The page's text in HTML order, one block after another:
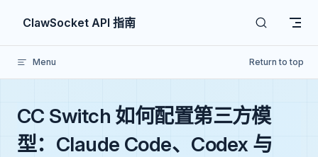
Skip to content
ClawSocket API 指南
Menu Return to top
CC Switch 如何配置第三方模
型：Claude Code、Codex 与